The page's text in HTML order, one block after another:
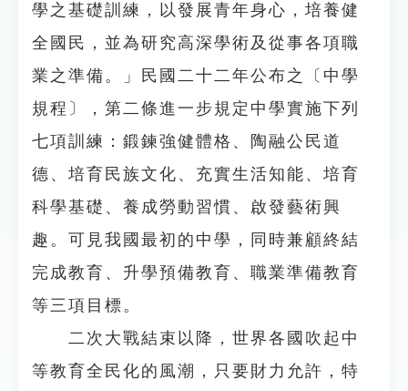
學之基礎訓練，以發展青年身心，培養健
全國民，並為研究高深學術及從事各項職
業之準備。」民國二十二年公布之〔中學
規程〕，第二條進一步規定中學實施下列
七項訓練：鍛鍊強健體格、陶融公民道
德、培育民族文化、充實生活知能、培育
科學基礎、養成勞動習慣、啟發藝術興
趣。可見我國最初的中學，同時兼顧終結
完成教育、升學預備教育、職業準備教育
等三項目標。
二次大戰結束以降，世界各國吹起中
等教育全民化的風潮，只要財力允許，特